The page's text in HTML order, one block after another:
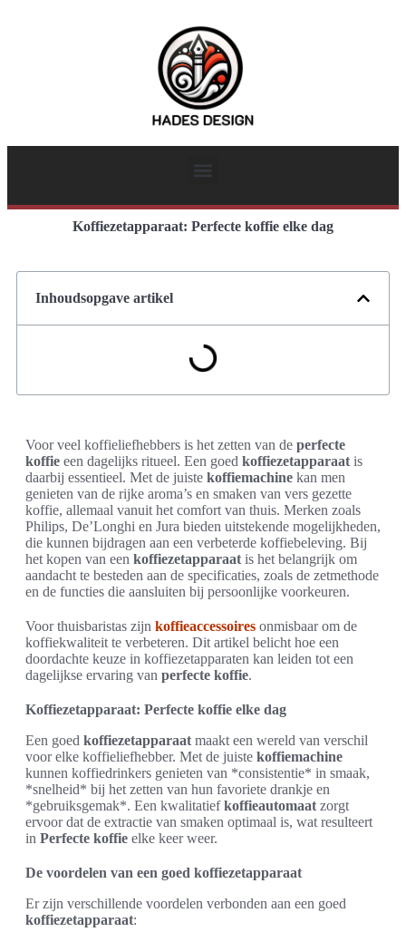
Koffiezetapparaat: Perfecte koffie elke dag
Inhoudsopgave artikel
Voor veel koffieliefhebbers is het zetten van de perfecte
koffie een dagelijks ritueel. Een goed koffiezetapparaat is
daarbij essentieel. Met de juiste koffiemachine kan men
genieten van de rijke aroma’s en smaken van vers gezette
koffie, allemaal vanuit het comfort van thuis. Merken zoals
Philips, De’Longhi en Jura bieden uitstekende mogelijkheden,
die kunnen bijdragen aan een verbeterde koffiebeleving. Bij
het kopen van een koffiezetapparaat is het belangrijk om
aandacht te besteden aan de specificaties, zoals de zetmethode
en de functies die aansluiten bij persoonlijke voorkeuren.
Voor thuisbaristas zijn koffieaccessoires onmisbaar om de
koffiekwaliteit te verbeteren. Dit artikel belicht hoe een
doordachte keuze in koffiezetapparaten kan leiden tot een
dagelijkse ervaring van perfecte koffie.
Koffiezetapparaat: Perfecte koffie elke dag
Een goed koffiezetapparaat maakt een wereld van verschil
voor elke koffieliefhebber. Met de juiste koffiemachine
kunnen koffiedrinkers genieten van *consistentie* in smaak,
*snelheid* bij het zetten van hun favoriete drankje en
*gebruiksgemak*. Een kwalitatiefkoffieautomaat zorgt
ervoor dat de extractie van smaken optimaal is, wat resulteert
in Perfecte koffie elke keer weer.
De voordelen van een goed koffiezetapparaat
Er zijn verschillende voordelen verbonden aan een goed
koffiezetapparaat: